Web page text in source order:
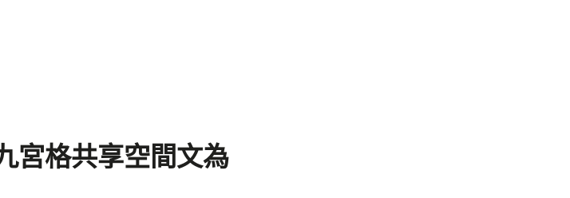
宮格共享空間文為